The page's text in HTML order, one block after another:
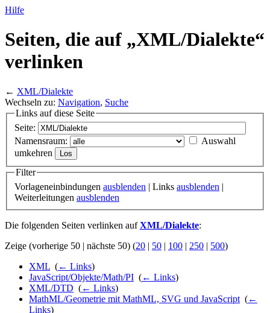
Hilfe
Seiten, die auf „XML/Dialekte“
verlinken
← XML/Dialekte
Wechseln zu: Navigation, Suche
Links auf diese Seite
Seite:
Namensraum:
Auswahl
umkehren
Filter
Vorlageneinbindungen ausblenden | Links ausblenden |
Weiterleitungen ausblenden
Die folgenden Seiten verlinken aufXML/Dialekte:
Zeige (vorherige 50 | nächste 50) (20 | 50 | 100 | 250 | 500)
XML (← Links)
JavaScript/Objekte/Math/PI (← Links)
XML/DTD (← Links)
MathML/Geometrie mit MathML, SVG und JavaScript (←
Links)